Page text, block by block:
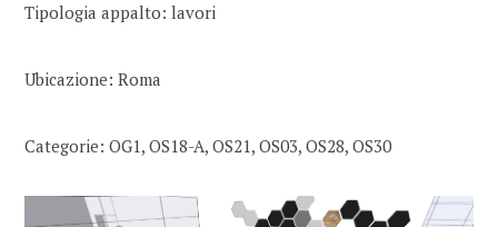
Tipologia appalto: lavori
Ubicazione: Roma
Categorie: OG1, OS18-A, OS21, OS03, OS28, OS30